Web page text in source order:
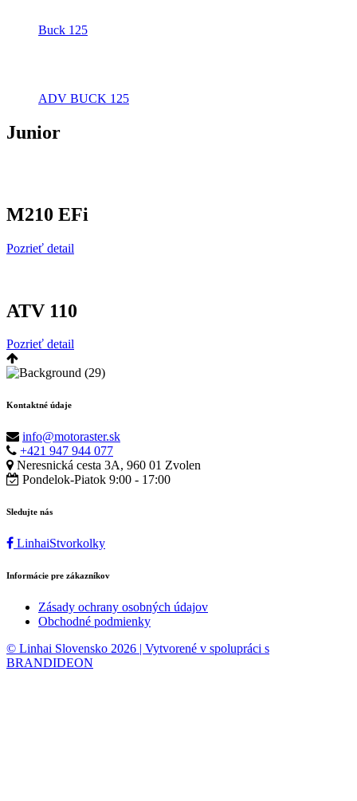
Buck 125
ADV BUCK 125
Junior
M210 EFi
Pozrieť detail
ATV 110
Pozrieť detail
Kontaktné údaje
info@motoraster.sk
+421 947 944 077
Neresnická cesta 3A, 960 01 Zvolen
Pondelok-Piatok 9:00 - 17:00
Sledujte nás
LinhaiStvorkolky
Informácie pre zákazníkov
Zásady ochrany osobných údajov
Obchodné podmienky
© Linhai Slovensko 2026 | Vytvorené v spolupráci s
BRANDIDEON